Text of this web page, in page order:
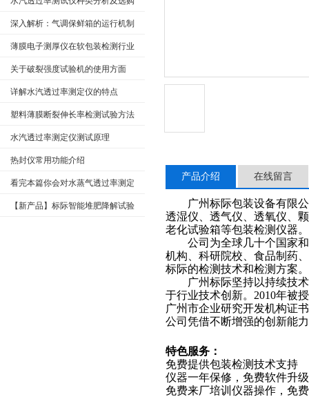
推荐深入解析：气调保鲜箱的运行机制
及维护
薄膜电子测厚仪在软包装检测行业
上的存在意义
关于破裂强度试验机的使用方面
详解水汽透过率测定仪的特点
塑料薄膜断裂伸长率检测试验方法
水汽透过率测定仪测试原理
热封仪常用功能介绍
看完本篇你会对水蒸气透过率测定
仪有更多了解
【新产品】标际智能堆肥降解试验
产品介绍 在线留言
广州标际包装设备有限公
透湿仪、透气仪、透氧仪、
老化试验箱等包装检测仪器。
公司为全球几十个国家和
机构、科研院校、食品制药
标际的检测技术和检测方案。
广州标际坚持以持续技术
于行业技术创新。 2010年被
广州市企业研究开发机构证
公司凭借不断增强的创新能
特色服务：
免费提供包装检测技术支持
仪器一年保修，免费软件升
免费来厂培训仪器操作，免